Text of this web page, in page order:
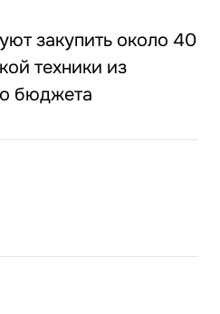
закупить около 40
техники из
бюджета